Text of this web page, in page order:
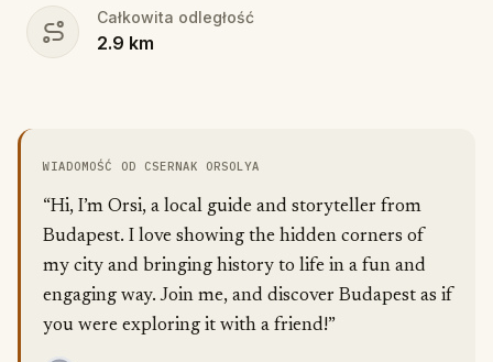
Całkowita odległość
2.9 km
WIADOMOŚĆ OD CSERNAK ORSOLYA
“Hi, I’m Orsi, a local guide and storyteller from
Budapest. I love showing the hidden corners of
my city and bringing history to life in a fun and
engaging way. Join me, and discover Budapest as if
you were exploring it with a friend!”